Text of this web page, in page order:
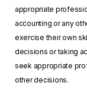
appropriate
accounting or any
exercise their own
decisions or taking
seek appropriate
other decisions.